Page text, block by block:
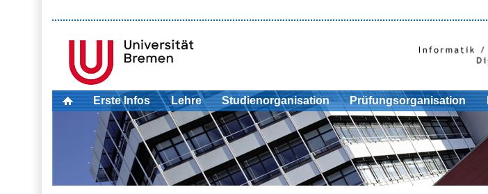
Erste Infos Lehre Studienorganisation Prüfungsorganisation